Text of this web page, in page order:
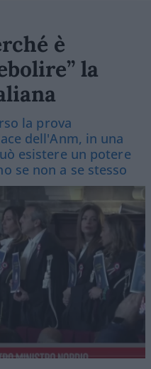
è
la
la prova
dell'Anm, in una
esistere un potere
se non a se stesso